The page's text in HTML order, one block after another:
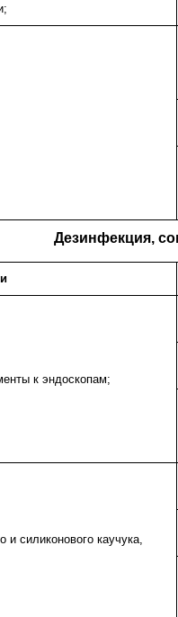
Дезинфекция,
к эндоскопам;
силиконового каучука,